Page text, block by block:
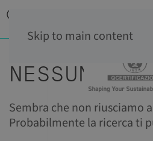
Skip to main content
NESSUN
Sembra che non riusciamo
Probabilmente la ricerca ti